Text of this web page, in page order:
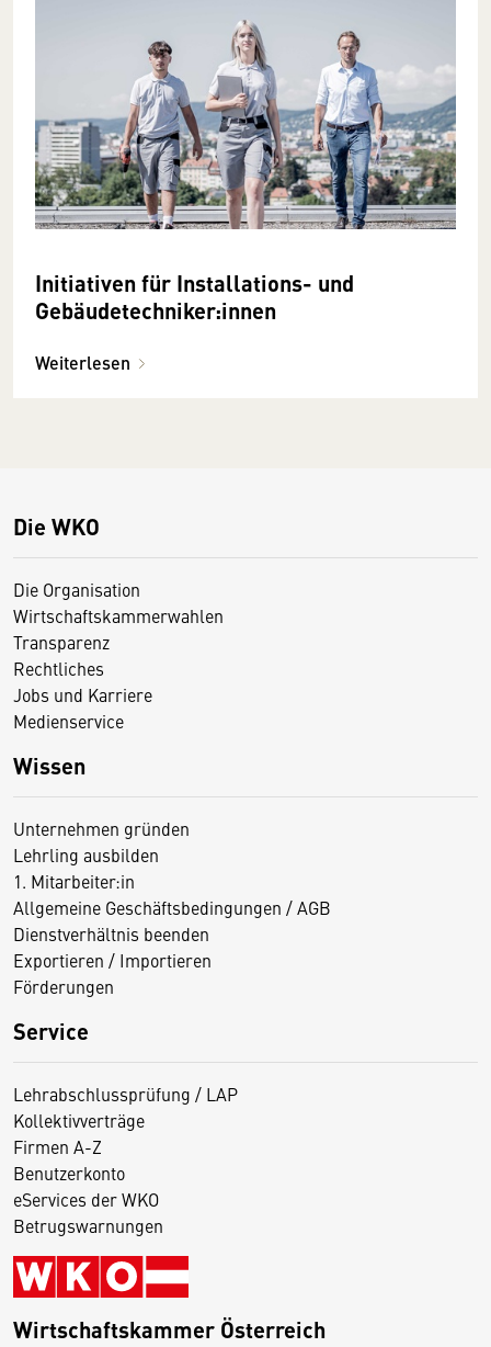
Initiativen für Installations- und
Gebäudetechniker:innen
Weiterlesen
Die WKO
Die Organisation
Wirtschaftskammerwahlen
Transparenz
Rechtliches
Jobs und Karriere
Medienservice
Wissen
Unternehmen gründen
Lehrling ausbilden
1. Mitarbeiter:in
Allgemeine Geschäftsbedingungen / AGB
Dienstverhältnis beenden
Exportieren / Importieren
Förderungen
Service
Lehrabschlussprüfung / LAP
Kollektivverträge
Firmen A-Z
Benutzerkonto
eServices der WKO
Betrugswarnungen
Wirtschaftskammer Österreich